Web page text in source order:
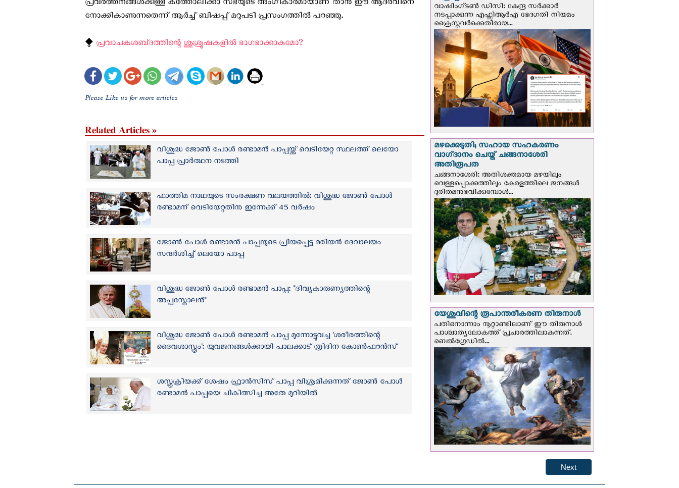
പ്രവർത്തനങ്ങൾക്കുള്ള കത്തോലിക്കാ സഭയുടെ അംഗീകാരമായാണ് താന്‍ ഈ ആദരവിനെ
നോക്കികാണുന്നതെന്ന് ആര്‍ച്ച് ബിഷപ്പ് മറുപടി പ്രസംഗത്തില്‍ പറഞ്ഞു.
⧪ പ്രവാചകശബ്‌ദത്തിന്റെ ശുശ്രൂഷകളില്‍ ഭാഗഭാക്കാകുമോ? ‍
Please Like us for more articles
Related Articles »
വിശുദ്ധ ജോൺ പോൾ രണ്ടാമൻ പാപ്പയ്ക്ക് വെടിയേറ്റ സ്ഥലത്ത് ലെയോ
പാപ്പ പ്രാർത്ഥന നടത്തി
ഫാത്തിമ നാഥയുടെ സംരക്ഷണ വലയത്തില്‍: വിശുദ്ധ ജോൺ പോൾ
രണ്ടാമന് വെടിയേറ്റതിനു ഇന്നേക്ക് 45 വര്‍ഷം
ജോൺ പോൾ രണ്ടാമന്‍ പാപ്പയുടെ പ്രിയപ്പെട്ട മരിയന്‍ ദേവാലയം
സന്ദര്‍ശിച്ച് ലെയോ പാപ്പ
വിശുദ്ധ ജോൺ പോൾ രണ്ടാമൻ പാപ്പ: "ദിവ്യകാരുണ്യത്തിന്റെ
അപ്പസ്തോലൻ"
വിശുദ്ധ ജോൺ പോൾ രണ്ടാമൻ പാപ്പ മുന്നോട്ടുവച്ച 'ശരീരത്തിന്റെ
ദൈവശാസ്ത്രം': യുവജനങ്ങള്‍ക്കായി പാലക്കാട് ത്രിദിന കോണ്‍ഫറന്‍സ്
ശസ്ത്രക്രിയക്ക് ശേഷം ഫ്രാന്‍സിസ് പാപ്പ വിശ്രമിക്കുന്നത് ജോൺ പോൾ
രണ്ടാമൻ പാപ്പയെ ചികിത്സിച്ച അതേ മുറിയില്‍
വാഷിംഗ്ടണ്‍ ഡി‌സി: കേന്ദ്ര സർക്കാർ
നടപ്പാക്കുന്ന എഫ്സിആർഎ ഭേദഗതി നിയമം
ക്രൈസ്തവർക്കെതിരായ...
മഴക്കെടുതി; സഹായ സഹകരണം
വാഗ്‌ദാനം ചെയ്ത് ചങ്ങനാശേരി
അതിരൂപത
ചങ്ങനാശേരി: അതിശക്തമായ മഴയിലും
വെള്ളപ്പൊക്കത്തിലും കേരളത്തിലെ ജനങ്ങൾ
ദുരിതമനുഭവിക്കുമ്പോൾ...
യേശുവിന്റെ രൂപാന്തരീകരണ തിരുനാള്‍
പതിനൊന്നാം നൂറ്റാണ്ടിലാണ് ഈ തിരുനാള്‍
പാശ്ചാത്യലോകത്ത് പ്രചാരത്തിലാകുന്നത്.
ബെല്‍ഗ്രേഡില്‍...
Next